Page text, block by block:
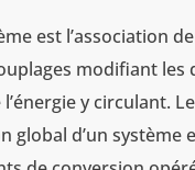
est l’association
modifiant les
y circulant.
global d’un système